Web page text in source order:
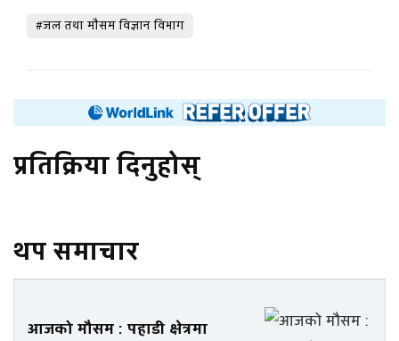
#जल तथा माैसम विज्ञान विभाग
प्रतिक्रिया दिनुहोस्
थप समाचार
आजको मौसम : पहाडी क्षेत्रमा